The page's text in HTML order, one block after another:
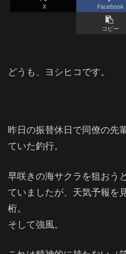
X Facebook
コピー
どうも、ヨシヒコです。
昨日の振替休日で同僚の先
ていた釣行。
早咲きの海サクラを狙おう
ていましたが、天気予報を
桁。
そして強風。